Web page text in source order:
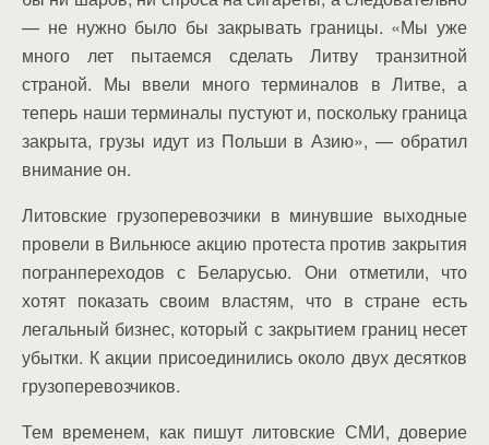
— не нужно было бы закрывать границы. «Мы уже
много лет пытаемся сделать Литву транзитной
страной. Мы ввели много терминалов в Литве, а
теперь наши терминалы пустуют и, поскольку граница
закрыта, грузы идут из Польши в Азию», — обратил
внимание он.
Литовские грузоперевозчики в минувшие выходные
провели в Вильнюсе акцию протеста против закрытия
погранпереходов с Беларусью. Они отметили, что
хотят показать своим властям, что в стране есть
легальный бизнес, который с закрытием границ несет
убытки. К акции присоединились около двух десятков
грузоперевозчиков.
Тем временем, как пишут литовские СМИ, доверие